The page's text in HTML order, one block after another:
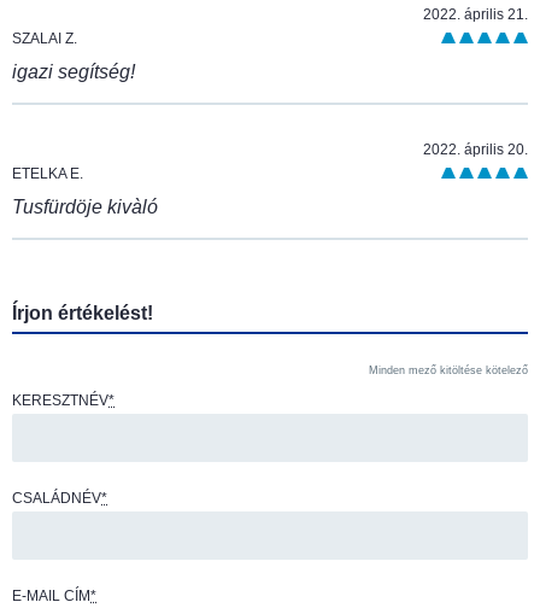
SZALAI Z.
2022. április 21.
igazi segítség!
ETELKA E.
2022. április 20.
Tusfürdöje kivàló
Írjon értékelést!
Minden mező kitöltése kötelező
KERESZTNÉV*
CSALÁDNÉV*
E-MAIL CÍM*